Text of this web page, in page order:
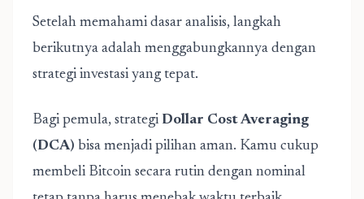
Setelah memahami dasar analisis, langkah
berikutnya adalah menggabungkannya dengan
strategi investasi yang tepat.
Bagi pemula, strategi Dollar Cost Averaging
(DCA) bisa menjadi pilihan aman. Kamu cukup
membeli Bitcoin secara rutin dengan nominal